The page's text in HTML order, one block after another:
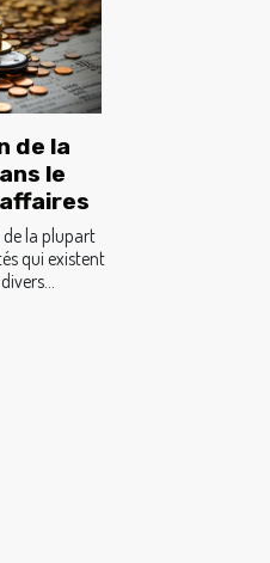
de la
le
la plupart
qui existent